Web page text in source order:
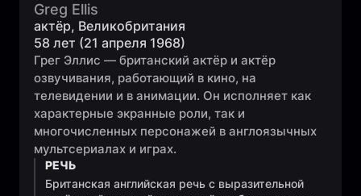
Greg Ellis
актёр, Великобритания
58 лет (21 апреля 1968)
Грег Эллис — британский актёр и актёр
озвучивания, работающий в кино, на
телевидении и в анимации. Он исполняет как
характерные экранные роли, так и
многочисленных персонажей в англоязычных
мультсериалах и играх.
РЕЧЬ
Британская английская речь с выразительной